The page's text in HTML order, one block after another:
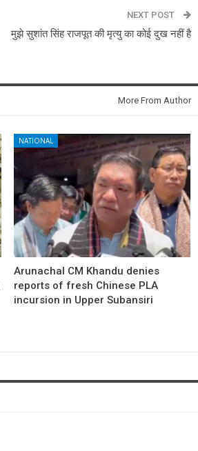
NEXT POST
मुझे सुशांत सिंह राजपूत की मृत्यु का कोई दुख नहीं है
More From Author
NATIONAL
Arunachal CM Khandu denies
reports of fresh Chinese PLA
incursion in Upper Subansiri